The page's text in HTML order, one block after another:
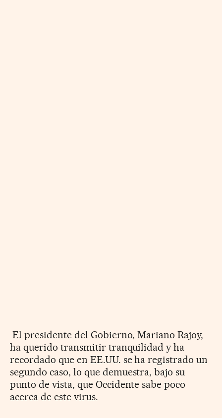
El presidente del Gobierno, Mariano Rajoy,
ha querido transmitir tranquilidad y ha
recordado que en EE.UU. se ha registrado un
segundo caso, lo que demuestra, bajo su
punto de vista, que Occidente sabe poco
acerca de este virus.